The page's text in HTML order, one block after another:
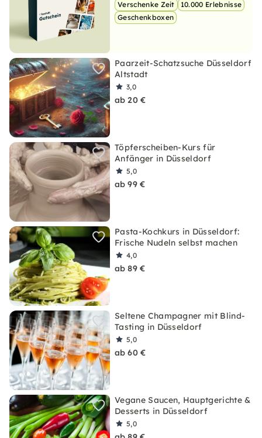
Verschenke Zeit
10.000 Erlebnisse
Geschenkboxen
Paarzeit-Schatzsuche Düsseldorf
Altstadt
3,0
ab 20 €
Töpferscheiben-Kurs für
Anfänger in Düsseldorf
5,0
ab 99 €
Pasta-Kochkurs in Düsseldorf:
Frische Nudeln selbst machen
4,0
ab 89 €
Seltene Champagner mit Blind-
Tasting in Düsseldorf
5,0
ab 60 €
Vegane Saucen, Hauptgerichte &
Desserts in Düsseldorf
5,0